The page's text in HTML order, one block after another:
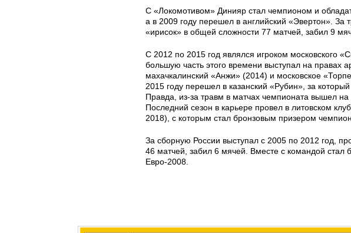
С «Локомотивом» Динияр стал чемпионом и
а в 2009 году перешел в английский «Эвертон». За
«ирисок» в общей сложности 77 матчей, забил 9
С 2012 по 2015 год являлся игроком московского
большую часть этого времени выступал на правах
махачкалинский «Анжи» (2014) и московское
2015 году перешел в казанский «Рубин», за который
Правда, из-за травм в матчах чемпионата вышел на
Последний сезон в карьере провел в литовском
2018), с которым стал бронзовым призером
За сборную России выступал с 2005 по 2012 год,
46 матчей, забил 6 мячей. Вместе с командой стал
Евро-2008.